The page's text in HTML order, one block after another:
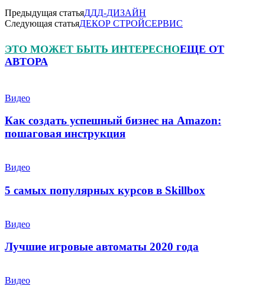
Предыдущая статьяДДД-ДИЗАЙН
Следующая статьяДЕКОР СТРОЙСЕРВИС
ЭТО МОЖЕТ БЫТЬ ИНТЕРЕСНОЕЩЕ ОТ
АВТОРА
Видео
Как создать успешный бизнес на Amazon:
пошаговая инструкция
Видео
5 самых популярных курсов в Skillbox
Видео
Лучшие игровые автоматы 2020 года
Видео